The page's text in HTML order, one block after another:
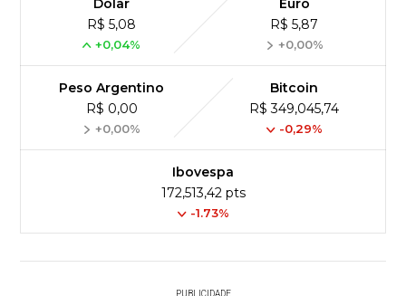
Dólar
R$ 5,08
+0,04%
Euro
R$ 5,87
+0,00%
Peso Argentino
R$ 0,00
+0,00%
Bitcoin
R$ 349,045,74
-0,29%
Ibovespa
172,513,42 pts
-1.73%
PUBLICIDADE